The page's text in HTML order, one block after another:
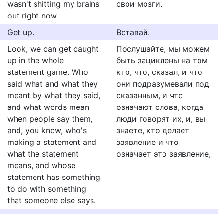
wasn't shitting my brains
out right now.
свои мозги.
Get up.
Вставай.
Look, we can get caught
up in the whole
statement game. Who
said what and what they
meant by what they said,
and what words mean
when people say them,
and, you know, who's
making a statement and
what the statement
means, and whose
statement has something
to do with something
that someone else says.
Послушайте, мы можем
быть зациклены на том
кто, что, сказал, и что
они подразумевали под
сказанным, и что
означают слова, когда
люди говорят их, и, вы
знаете, кто делает
заявление и что
означает это заявление,